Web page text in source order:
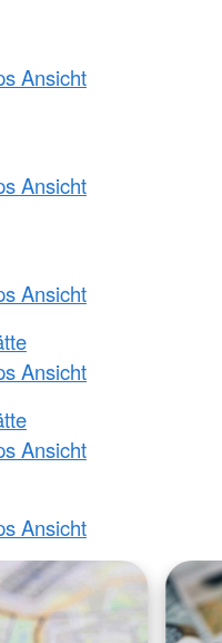
Ansicht
Ansicht
Ansicht
Ansicht
Ansicht
Ansicht